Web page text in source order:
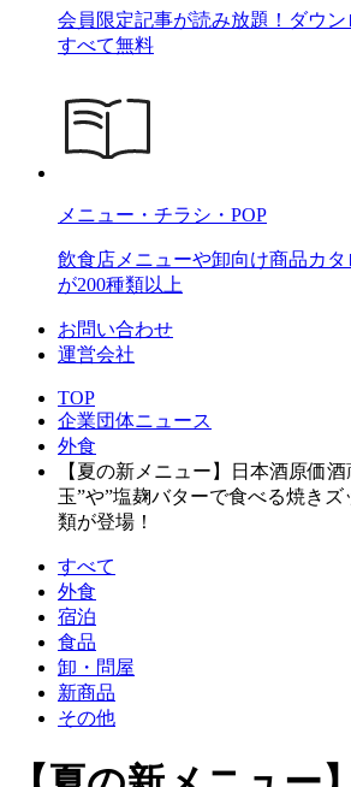
会員限定記事が読み放題！ダウ
すべて無料
メニュー・チラシ・POP
飲食店メニューや卸向け商品カタ
が200種類以上
お問い合わせ
運営会社
TOP
企業団体ニュース
外食
【夏の新メニュー】日本酒原価
玉”や”塩麹バターで食べる焼きズ
類が登場！
すべて
外食
宿泊
食品
卸・問屋
新商品
その他